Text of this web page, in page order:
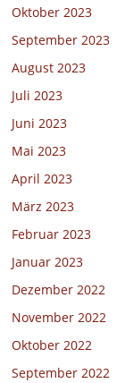
Oktober 2023
September 2023
August 2023
Juli 2023
Juni 2023
Mai 2023
April 2023
März 2023
Februar 2023
Januar 2023
Dezember 2022
November 2022
Oktober 2022
September 2022